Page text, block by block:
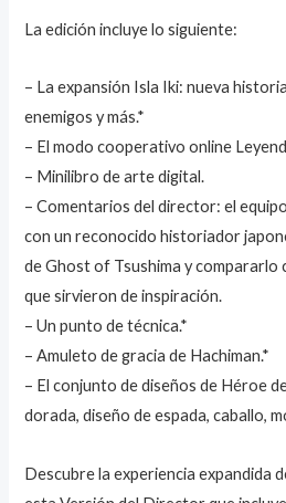
de clientes
La edición incluye lo siguiente:
– La expansión Isla Iki: nueva
enemigos y más.*
– El modo cooperativo online
– Minilibro de arte digital.
– Comentarios del director: el
con un reconocido historiador
de Ghost of Tsushima y compararlo
que sirvieron de inspiración.
– Un punto de técnica.*
– Amuleto de gracia de Hachiman.*
– El conjunto de diseños de Héroe
dorada, diseño de espada, caballo,
Descubre la experiencia expandida